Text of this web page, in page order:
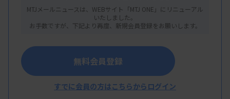
主 催
長野県臨床検査技師会
概 要
【プログラム】
MTJメールニュースは、WEBサイト「MTJ ONE」にリニューアル
いたしました。
お手数ですが、下記より再度、新規会員登録をお願いします。
無料会員登録
すでに会員の方はこちらからログイン